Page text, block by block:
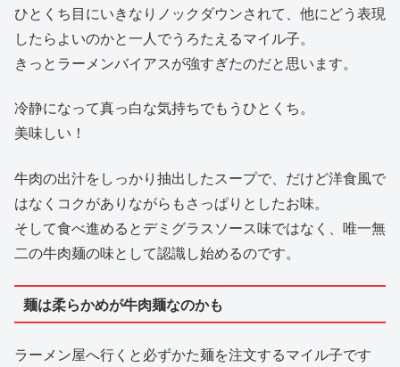
ひとくち目にいきなりノックダウンされて、他にどう表現
したらよいのかと一人でうろたえるマイル子。
きっとラーメンバイアスが強すぎたのだと思います。
冷静になって真っ白な気持ちでもうひとくち。
美味しい！
牛肉の出汁をしっかり抽出したスープで、だけど洋食風で
はなくコクがありながらもさっぱりとしたお味。
そして食べ進めるとデミグラスソース味ではなく、唯一無
二の牛肉麺の味として認識し始めるのです。
麺は柔らかめが牛肉麺なのかも
ラーメン屋へ行くと必ずかた麺を注文するマイル子です